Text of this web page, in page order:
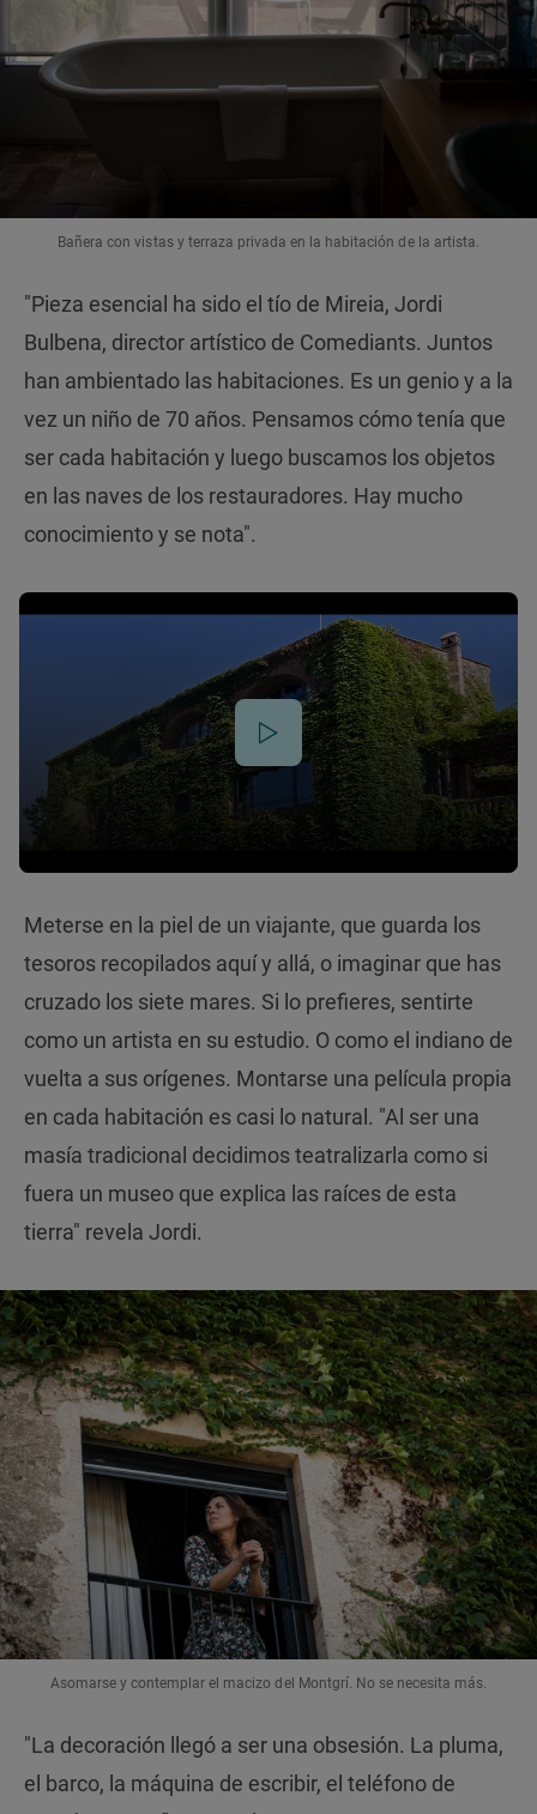
Bañera con vistas y terraza privada en la habitación de la artista.
"Pieza esencial ha sido el tío de Mireia, Jordi
Bulbena, director artístico de Comediants. Juntos
han ambientado las habitaciones. Es un genio y a la
vez un niño de 70 años. Pensamos cómo tenía que
ser cada habitación y luego buscamos los objetos
en las naves de los restauradores. Hay mucho
conocimiento y se nota".
Meterse en la piel de un viajante, que guarda los
tesoros recopilados aquí y allá, o imaginar que has
cruzado los siete mares. Si lo prefieres, sentirte
como un artista en su estudio. O como el indiano de
vuelta a sus orígenes. Montarse una película propia
en cada habitación es casi lo natural. "Al ser una
masía tradicional decidimos teatralizarla como si
fuera un museo que explica las raíces de esta
tierra" revela Jordi.
Asomarse y contemplar el macizo del Montgrí. No se necesita más.
"La decoración llegó a ser una obsesión. La pluma,
el barco, la máquina de escribir, el teléfono de